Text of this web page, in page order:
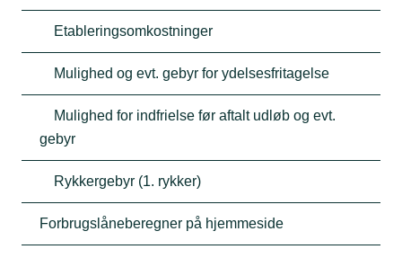
Etableringsomkostninger
Mulighed og evt. gebyr for ydelsesfritagelse
Mulighed for indfrielse før aftalt udløb og evt.
gebyr
Rykkergebyr (1. rykker)
Forbrugslåneberegner på hjemmeside